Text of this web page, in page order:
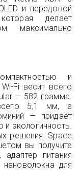
и передовой
делает
максимально
и
Fi весит всего
— 582 грамма.
всего 5,1 мм, а
— придаёт
и экологичность.
решения: Space
вы получите
питания
для